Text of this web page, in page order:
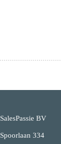
SalesPassie BV
Spoorlaan 334